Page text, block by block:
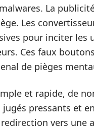
La
Les
pour inciter les
Ces faux
de pièges
et rapide, de
jugés pressants et
vers une